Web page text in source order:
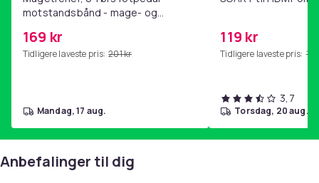
motstandsbånd - mage- og
hjemmegymnastikk Pink
169 kr
Tidligere laveste pris: 201 kr
mandag, 17 aug.
119 kr
Tidligere laveste pris:
3,7
torsdag, 20 aug.
Anbefalinger til dig